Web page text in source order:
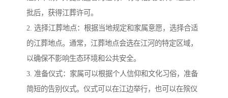
批后，获得江葬许可。
2. 选择江葬地点：根据当地规定和家属意愿，选择合适
的江葬地点。通常，江葬地点会选在江河的特定区域，
以确保不影响生态环境和公共安全。
3. 准备仪式：家属可以根据个人信仰和文化习俗，准备
简短的告别仪式。仪式可以在江边举行，也可以在殡仪